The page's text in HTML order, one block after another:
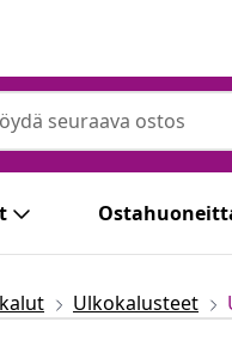
Ulkokalusteet